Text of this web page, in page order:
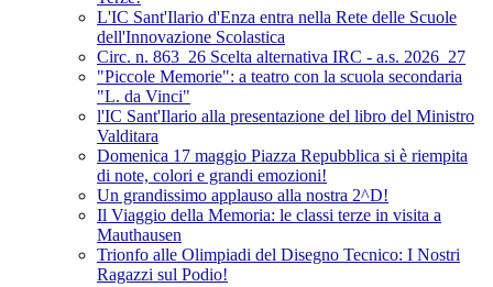
L'IC Sant'Ilario d'Enza entra nella Rete delle Scuole
dell'Innovazione Scolastica
Circ. n. 863_26 Scelta alternativa IRC - a.s. 2026_27
"Piccole Memorie": a teatro con la scuola secondaria
"L. da Vinci"
l'IC Sant'Ilario alla presentazione del libro del Ministro
Valditara
Domenica 17 maggio Piazza Repubblica si è riempita
di note, colori e grandi emozioni!
Un grandissimo applauso alla nostra 2^D!
Il Viaggio della Memoria: le classi terze in visita a
Mauthausen
Trionfo alle Olimpiadi del Disegno Tecnico: I Nostri
Ragazzi sul Podio!